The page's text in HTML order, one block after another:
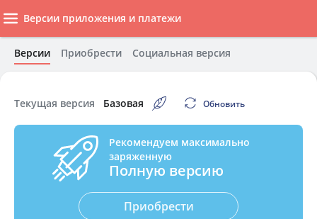
Версии приложения и платежи
Версии Приобрести Социальная версия
Текущая версия Базовая Обновить
Рекомендуем максимально
заряженную
Полную версию
Приобрести